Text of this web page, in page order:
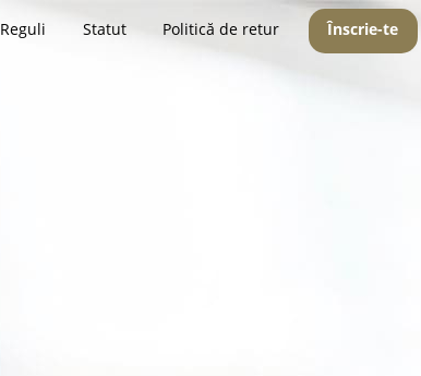
Reguli Statut Politică de retur Înscrie-te